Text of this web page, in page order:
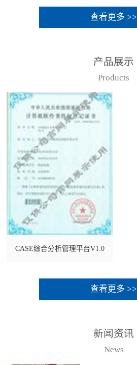
查看更多 >>
产品展示
Products
CASE综合分析管理平台V1.0
查看更多 >>
新闻资讯
News